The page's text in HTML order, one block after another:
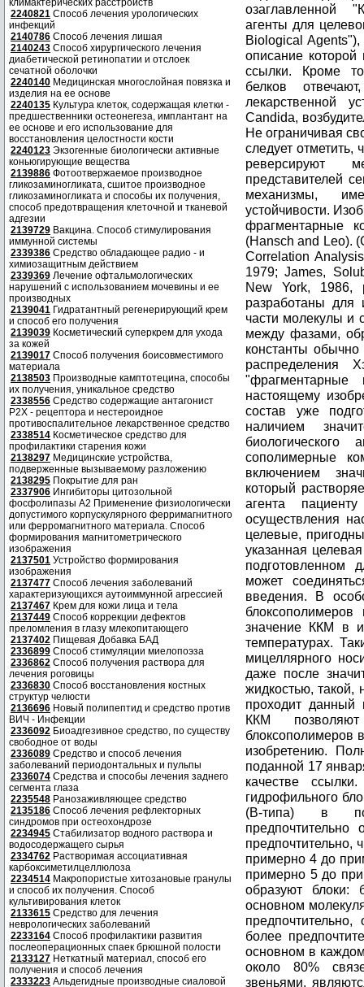
климактерических расстройств
2240821 Способ лечения урологических
инфекций
2140786 Способ лечения лишая
2140243 Способ хирургического лечения
диабетической ретинопатии и отслоек
сечатной оболочки
2240140 Медицинская многослойная повязка и
изделия на ее основе
2240135 Культура клеток, содержащая клетки -
предшественники остеонегеза, имплантант на
ее основе и его использование для
восстановления целостности кости
2240123 Экзогенные биологически активные
коньюгирующие вещества
2139886 Фотоотвержаемое производное
гликозаминогликата, сшитое производное
гликозаминогликата и способы их получения,
способ предотвращения клеточной и тканевой
адгезии
2139729 Вакцина. Способ стимулирования
иммунной системы
2339386 Средство обладающее радио - и
химиозащитным действием
2339369 Лечение офтальмологических
нарушений с использованием мочевины и ее
производных
2139041 Гидратантный регенерирующий крем
и способ его получения
2139039 Косметический суперкрем для ухода
за кожей
2139017 Способ получения боисовместимого
материала
2138503 Производные камптотецина, способы
их получения, уникальное средство
2338556 Средство содержащие антагонист
Р2Х - рецептора и нестероидное
противоспалительное лекарственное средство
2338514 Косметическое средство для
профилактики старения кожи
2138297 Медицинские устройства,
подверженные вызываемому разложению
2138295 Покрытие для ран
2337906 Ингибиторы цитозольной
фосфолипазы А2 Применение физиологически
допустимого корпускулярного ферримагнитного
или ферромагнитного материала. Способ
формирования магнитометрического
изображения
2137501 Устройство формирования
изображения
2137477 Способ лечения заболеваний
характеризующихся аутоиммунной агрессией
2137467 Крем для кожи лица и тела
2137449 Способ коррекции дефектов
преломления в глазу млекопитающего
2137402 Пищевая Добавка БАД
2336899 Способ стимуляции миелопоэза
2336862 Способ получения раствора для
лечения роговицы
2336830 Способ восстановления костных
структур челюсти
2136696 Новый полипептид и средство против
ВИЧ - Инфекции
2336092 Биоадгезивное средство, по существу
свободное от воды
2336089 Средство и способ лечения
заболеваний периодонтальных и пульпы
2336074 Средства и способы лечения заднего
сегмента глаза
2235548 Ранозаживляющее средство
2135186 Способ лечения рефлекторных
синдромов при остеохондрозе
2234945 Стабилизатор водного раствора и
водосодержащего сырья
2334762 Растворимая ассоциативная
карбоксиметилцеллюлоза
2234514 Макропористые хитозановые гранулы
и способ их получения. Способ
культивирования клеток
2133615 Средство для лечения
неврологических заболеваний
2233164 Способ профилактики развития
послеоперационных спаек брюшной полости
2133127 Неткатный материал, способ его
получения и способ лечения
2333223 Альдегидные производные сиаловой